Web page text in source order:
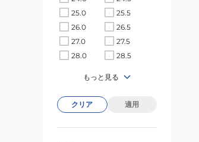
25.0
25.5
26.0
26.5
27.0
27.5
28.0
28.5
もっと見る
クリア 適用